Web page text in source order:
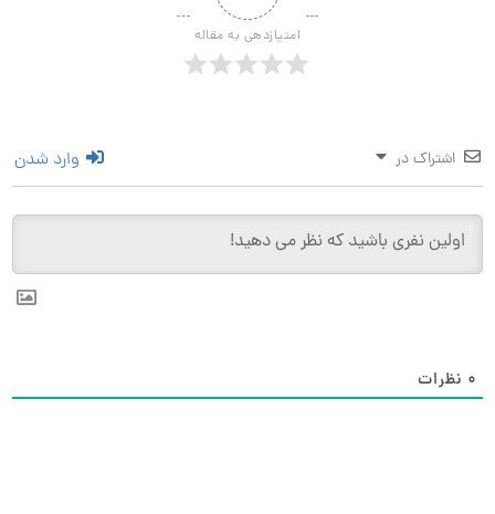
امتیازدهی به مقاله
اشتراک در وارد شدن
0 نظرات